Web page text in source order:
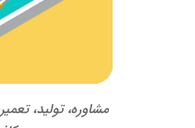
مشاوره، تولید،